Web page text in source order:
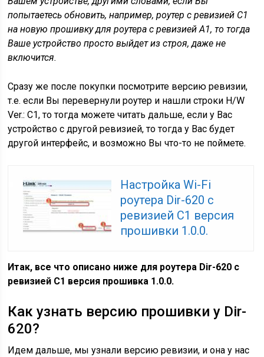
попытаетесь обновить, например, роутер с ревизией C1
на новую прошивку для роутера с ревизией A1, то тогда
Ваше устройство просто выйдет из строя, даже не
включится.
Сразу же после покупки посмотрите версию ревизии,
т.е. если Вы перевернули роутер и нашли строки H/W
Ver.: C1, то тогда можете читать дальше, если у Вас
устройство с другой ревизией, то тогда у Вас будет
другой интерфейс, и возможно Вы что-то не поймете.
Настройка Wi-Fi
роутера Dir-620 с
ревизией C1 версия
прошивки 1.0.0.
Итак, все что описано ниже для роутера Dir-620 с
ревизией C1 версия прошивка 1.0.0.
Как узнать версию прошивки у Dir-
620?
Идем дальше, мы узнали версию ревизии, и она у нас